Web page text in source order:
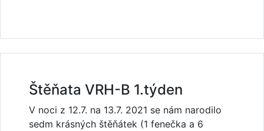
Štěňata VRH-B 1.týden
V noci z 12.7. na 13.7. 2021 se nám narodilo
sedm krásných štěňátek (1 fenečka a 6